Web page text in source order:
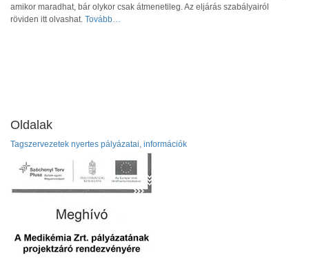
amikor maradhat, bár olykor csak átmenetileg. Az eljárás szabályairól
röviden itt olvashat. Tovább…
Oldalak
Tagszervezetek nyertes pályázatai, információk